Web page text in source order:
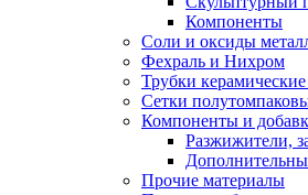
Компоненты
Соли и оксиды
Фехраль и Нихром
Трубки
Сетки
Компоненты и
Разжижители,
Прочие материалы